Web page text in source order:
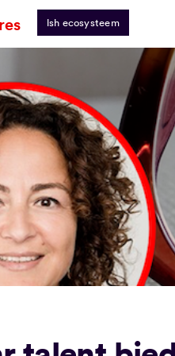
lsh ecosysteem